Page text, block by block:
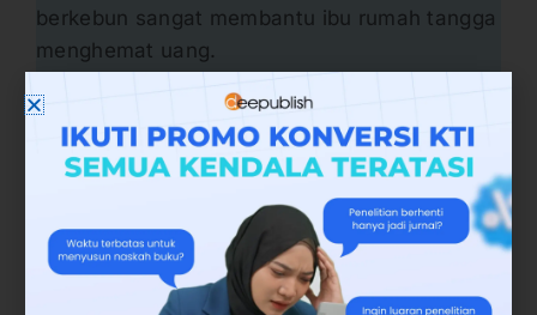
berkebun sangat membantu ibu rumah tangga
menghemat uang.
Uang yang seharusnya membeli sayur dan
cabai yang melambung dapat dihemat.
Karena dari hasil panen di depan rumah sudah
cukup memadai. Tentu saja panen lebih segar,
karena baru saja dipanen dari pohonnya.
Tidak heran jika semenjak covid-19 muncul,